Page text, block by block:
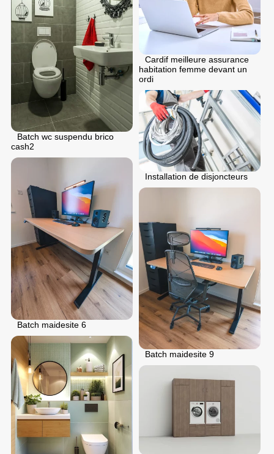
Cardif meilleure assurance
habitation femme devant un
ordi
Batch wc suspendu brico
cash2
Installation de disjoncteurs
Batch maidesite 6
Batch maidesite 9